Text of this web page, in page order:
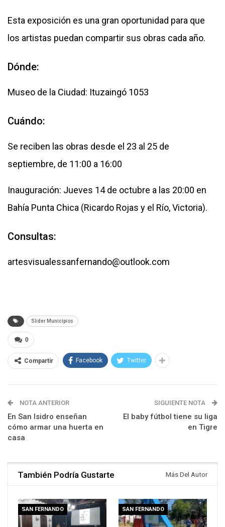
Esta exposición es una gran oportunidad para que
los artistas puedan compartir sus obras cada año.
Dónde:
Museo de la Ciudad: Ituzaingó 1053
Cuándo:
Se reciben las obras desde el 23 al 25 de
septiembre, de 11:00 a 16:00
Inauguración: Jueves 14 de octubre a las 20:00 en
Bahía Punta Chica (Ricardo Rojas y el Río, Victoria).
Consultas:
artesvisualessanfernando@outlook.com
Slider Municipios
0
Compartir Facebook Twitter
NOTA ANTERIOR
En San Isidro enseñan
cómo armar una huerta en
casa
SIGUIENTE NOTA
El baby fútbol tiene su liga
en Tigre
También Podría Gustarte Más Del Autor
SAN FERNANDO SAN FERNANDO